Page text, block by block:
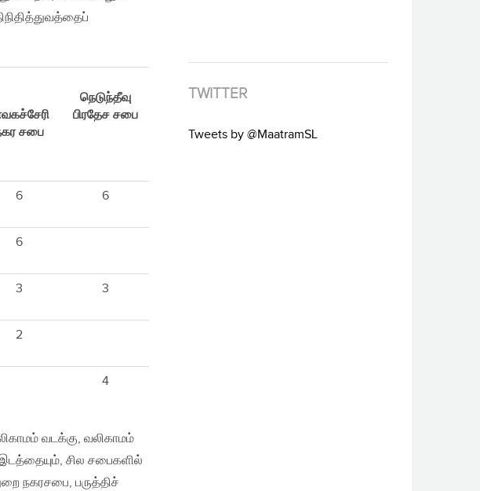
சபை
நெடுந்தீவு
பிரதேச சபை
6 6
6
3 3
2
4
வடக்கு, வலிகாமம்
சில சபைகளில்
நகரசபை, பருத்திச்
TWITTER
Tweets by @MaatramSL